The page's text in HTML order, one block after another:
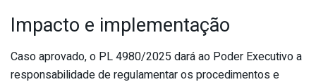
Impacto e implementação
Caso aprovado, o PL 4980/2025 dará ao Poder Executivo a
responsabilidade de regulamentar os procedimentos e